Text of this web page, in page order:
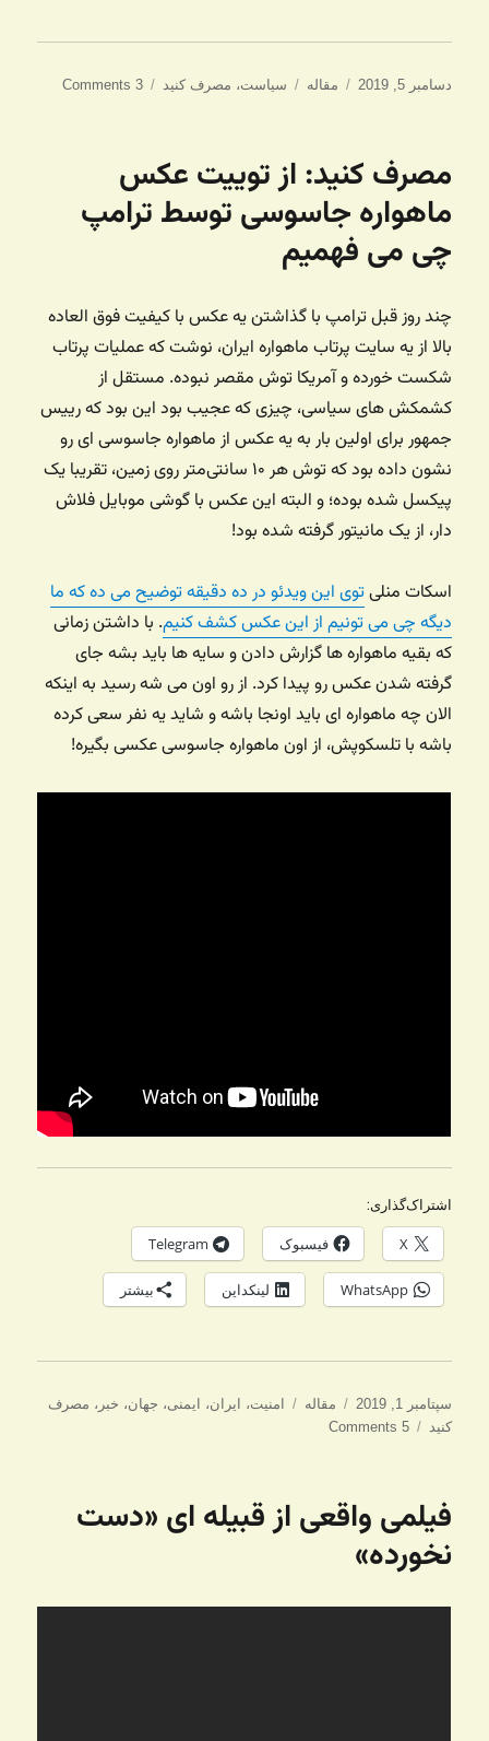
ارسال
دسامبر 5, 2019 دسته‌ها
مقاله برچسب‌ها
سیاست، مصرف کنید 3 Comments
مصرف کنید: از توییت عکس
ماهواره جاسوسی توسط ترامپ
چی می فهمیم
چند روز قبل ترامپ با گذاشتن یه عکس با کیفیت فوق العاده
بالا از یه سایت پرتاب ماهواره ایران، نوشت که عملیات پرتاب
شکست خورده و آمریکا توش مقصر نبوده. مستقل از
کشمکش های سیاسی، چیزی که عجیب بود این بود که رییس
جمهور برای اولین بار به یه عکس از ماهواره جاسوسی ای رو
نشون داده بود که توش هر ۱۰ سانتی‌متر روی زمین، تقریبا یک
پیکسل شده بوده؛ و البته این عکس با گوشی موبایل فلاش
دار، از یک مانیتور گرفته شده بود!
اسکات منلیتوی این ویدئو در ده دقیقه توضیح می ده که ما
دیگه چی می تونیم از این عکس کشف کنیم. با داشتن زمانی
که بقیه ماهواره ها گزارش دادن و سایه ها باید بشه جای
گرفته شدن عکس رو پیدا کرد. از رو اون می شه رسید به اینکه
الان چه ماهواره ای باید اونجا باشه و شاید یه نفر سعی کرده
باشه با تلسکوپش، از اون ماهواره جاسوسی عکسی بگیره!
اشتراک‌گذاری:
X فیسبوک Telegram
WhatsApp لینکداین بیشتر
ارسال
شده
سپتامبر 1, 2019 دسته‌ها
مقاله برچسب‌ها
امنیت، ایران، ایمنی، جهان، خبر ، مصرف
کنید
5 Comments
فیلمی واقعی از قبیله ای «دست
نخورده»